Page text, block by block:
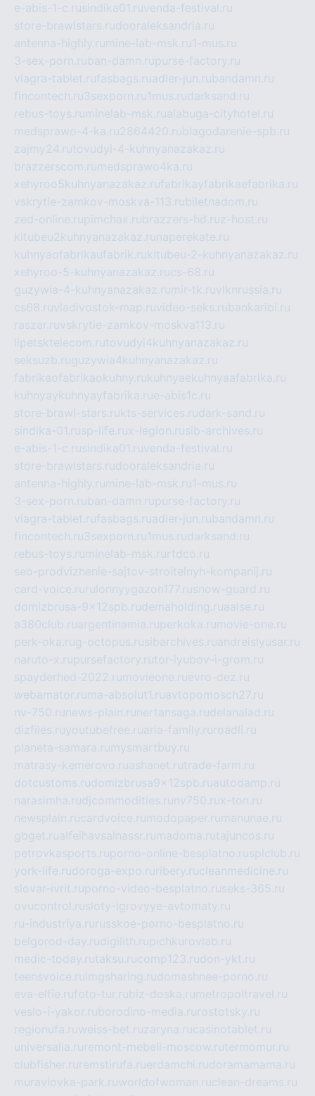
e-abis-1-c.rusindika01.ruvenda-festival.ru
store-brawlstars.rudooraleksandria.ru
antenna-highly.ru mine-lab-msk.ru1-mus.ru
3-sex-porn.ruban-damn.rupurse-factory.ru
viagra-tablet.rufasbags.ruadler-jun.rubandamn.ru
fincontech.ru3sexporn.ru1mus.rudarksand.ru
rebus-toys.ru minelab-msk.rualabuga-cityhotel.ru
medsprawo-4-ka.ru2864420.rublagodarenie-spb.ru
zajmy24.rutovudyi-4-kuhnyanazakaz.ru
brazzerscom.ru medsprawo4ka.ru
xehyroo5kuhnyanazakaz.rufabrikayfabrikaefabrika.ru
vskrytie-zamkov-moskva-113.rubiletnadom.ru
zed-online.rupimchax.rubrazzers-hd.ruz-host.ru
kitubeu2kuhnyanazakaz.ru naperekate.ru
kuhnyaofabrikaufabrik.rukitubeu-2-kuhnyanazakaz.ru
xehyroo-5-kuhnyanazakaz.rucs-68.ru
guzywia-4-kuhnyanazakaz.ru mir-tk.ruvlknrussia.ru
cs68.ruvladivostok-map.ruvideo-seks.rubankaribi.ru
raszar.ruvskrytie-zamkov-moskva113.ru
lipetsktelecom.rutovudyi4kuhnyanazakaz.ru
seksuzb.ruguzywia4kuhnyanazakaz.ru
fabrikaofabrikaokuhny.rukuhnyaekuhnyaafabrika.ru
kuhnyaykuhnyayfabrika.rue-abis1c.ru
store-brawl-stars.rukts-services.rudark-sand.ru
sindika-01.rusp-life.rux-legion.rusib-archives.ru
e-abis-1-c.rusindika01.ruvenda-festival.ru
store-brawlstars.rudooraleksandria.ru
antenna-highly.ru mine-lab-msk.ru1-mus.ru
3-sex-porn.ruban-damn.rupurse-factory.ru
viagra-tablet.rufasbags.ruadler-jun.rubandamn.ru
fincontech.ru3sexporn.ru1mus.rudarksand.ru
rebus-toys.ru minelab-msk.ru rtdco.ru
seo-prodvizhenie-sajtov-stroitelnyh-kompanij.ru
card-voice.ru rulonnyygazon177.rusnow-guard.ru
domizbrusa-9x12spb.rudemaholding.ruaalse.ru
a380club.ruargentinamia.ruperkoka.ru movie-one.ru
perk-oka.rug-octopus.rusibarchives.ruandreislyusar.ru
naruto-x.rupursefactory.rutor-lyubov-i-grom.ru
spayderhed-2022.ru movieone.ruevro-dez.ru
webamator.ru ma-absolut1.ruavtopomosch27.ru
nv-750.ru news-plain.ru nertansaga.rudelanalad.ru
dizfiles.ruyoutubefree.ruaria-family.ru roadli.ru
planeta-samara.ru mysmartbuy.ru
matrasy-kemerovo.ruashanet.rutrade-farm.ru
dotcustoms.rudomizbrusa9x12spb.ruautodamp.ru
narasimha.rudjcommodities.ru nv750.rux-ton.ru
newsplain.rucardvoice.ru modopaper.ru manunae.ru
gbget.rualfeihavsalnassr.ru madoma.rutajuncos.ru
petrovkasports.ruporno-online-besplatno.rusplclub.ru
york-life.rudoroga-expo.ru ribery.rucleanmedicine.ru
slovar-ivrit.ruporno-video-besplatno.ruseks-365.ru
ovucontrol.rusloty-igrovyye-avtomaty.ru
ru-industriya.ru russkoe-porno-besplatno.ru
belgorod-day.rudigilith.rupichkurovlab.ru
medic-today.rutaksu.rucomp123.rudon-ykt.ru
teensvoice.ru imgsharing.rudomashnee-porno.ru
eva-elfie.rufoto-tur.rubiz-doska.ru metropoltravel.ru
veslo-i-yakor.ruborodino-media.ru rostotsky.ru
regionufa.ruweiss-bet.ruzaryna.rucasinotablet.ru
universalia.ru remont-mebeli-moscow.rutermomur.ru
clubfisher.ru remstirufa.ruerdamchi.rudoramamama.ru
muraviovka-park.ruworldofwoman.ruclean-dreams.ru